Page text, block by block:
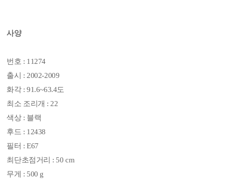
사양
번호 : 11274
출시 : 2002-2009
화각 : 91.6~63.4도
최소 조리개 : 22
색상 : 블랙
후드 : 12438
필터 : E67
최단초점거리 : 50 cm
무게 : 500 g